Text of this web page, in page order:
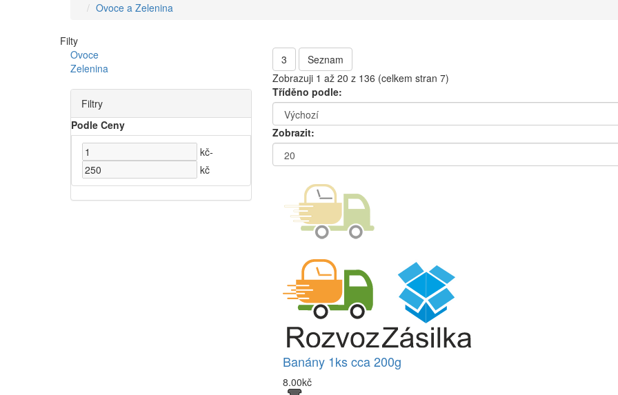
Ovoce a Zelenina
Filty
Ovoce
Zelenina
Filtry
Podle Ceny
kč-
kč
3
Seznam
Zobrazuji 1 až 20 z 136 (celkem stran 7)
Tříděno podle:
Zobrazit:
Banány 1ks cca 200g
8.00kč